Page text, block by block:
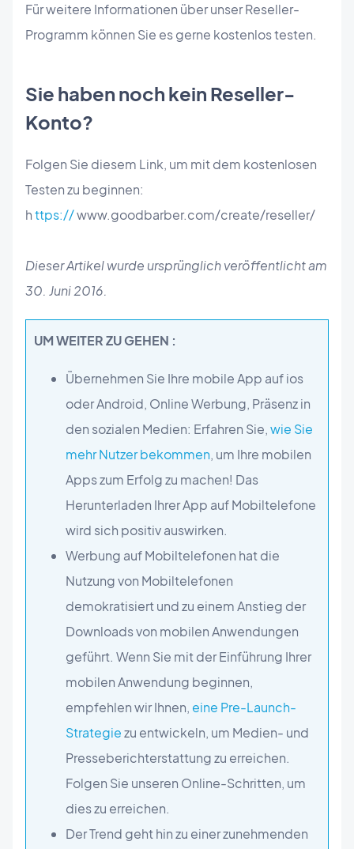
Für weitere Informationen über unser Reseller-
Programm können Sie es gerne kostenlos testen.
Sie haben noch kein Reseller-
Konto?
Folgen Sie diesem Link, um mit dem kostenlosen
Testen zu beginnen:
https://www.goodbarber.com/create/reseller/
Dieser Artikel wurde ursprünglich veröffentlicht am
30. Juni 2016.
UM WEITER ZU GEHEN :
Übernehmen Sie Ihre mobile App auf ios
oder Android, Online Werbung, Präsenz in
den sozialen Medien: Erfahren Sie,wie Sie
mehr Nutzer bekommen, um Ihre mobilen
Apps zum Erfolg zu machen! Das
Herunterladen Ihrer App auf Mobiltelefone
wird sich positiv auswirken.
Werbung auf Mobiltelefonen hat die
Nutzung von Mobiltelefonen
demokratisiert und zu einem Anstieg der
Downloads von mobilen Anwendungen
geführt. Wenn Sie mit der Einführung Ihrer
mobilen Anwendung beginnen,
empfehlen wir Ihnen, eine Pre-Launch-
Strategiezu entwickeln, um Medien- und
Presseberichterstattung zu erreichen.
Folgen Sie unseren Online-Schritten, um
dies zu erreichen.
Der Trend geht hin zu einer zunehmenden